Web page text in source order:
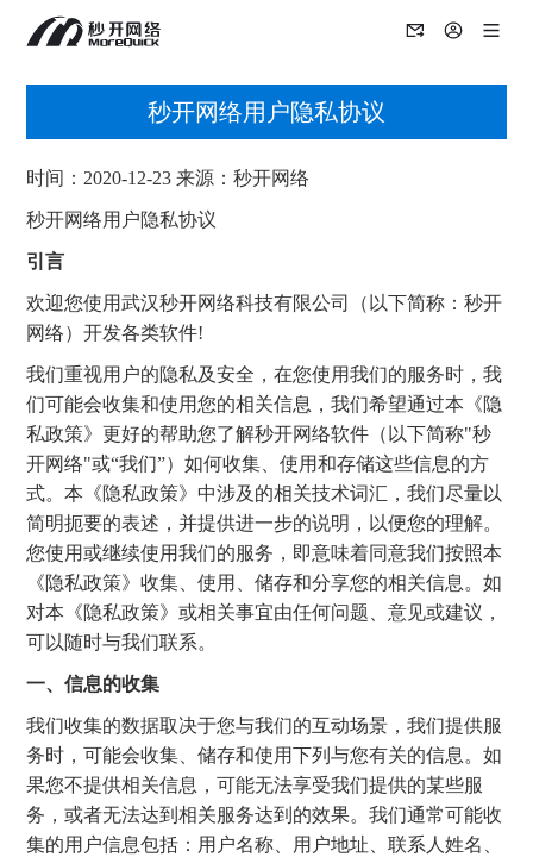
秒开网络用户隐私协议
时间：2020-12-23 来源：秒开网络
秒开网络用户隐私协议
引言
欢迎您使用武汉秒开网络科技有限公司（以下简称：秒开
网络）开发各类软件!
我们重视用户的隐私及安全，在您使用我们的服务时，我
们可能会收集和使用您的相关信息，我们希望通过本《隐
私政策》更好的帮助您了解秒开网络软件（以下简称"秒
开网络"或“我们”）如何收集、使用和存储这些信息的方
式。本《隐私政策》中涉及的相关技术词汇，我们尽量以
简明扼要的表述，并提供进一步的说明，以便您的理解。
您使用或继续使用我们的服务，即意味着同意我们按照本
《隐私政策》收集、使用、储存和分享您的相关信息。如
对本《隐私政策》或相关事宜由任何问题、意见或建议，
可以随时与我们联系。
一、信息的收集
我们收集的数据取决于您与我们的互动场景，我们提供服
务时，可能会收集、储存和使用下列与您有关的信息。如
果您不提供相关信息，可能无法享受我们提供的某些服
务，或者无法达到相关服务达到的效果。我们通常可能收
集的用户信息包括：用户名称、用户地址、联系人姓名、